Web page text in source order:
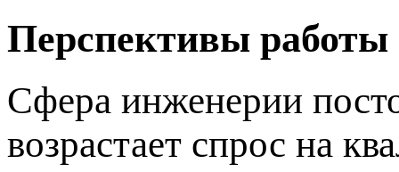
Перспективы
Сфера инженерии
возрастает спрос на